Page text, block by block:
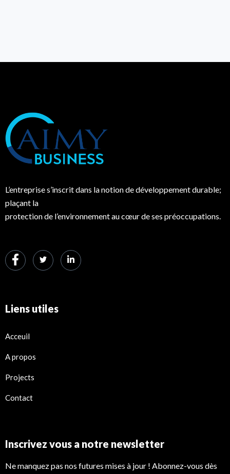
L’entreprise s’inscrit dans la notion de développement durable;
plaçant la
protection de l’environnement au cœur de ses préoccupations.
Liens utiles
Acceuil
A propos
Projects
Contact
Inscrivez vous a notre newsletter
Ne manquez pas nos futures mises à jour ! Abonnez-vous dès